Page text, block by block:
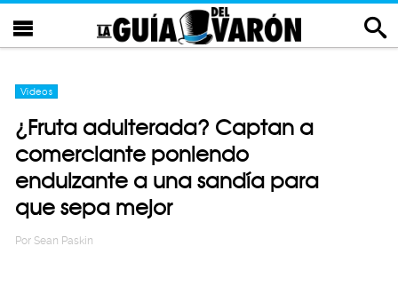
Videos
¿Fruta adulterada? Captan a
comerciante poniendo
endulzante a una sandía para
que sepa mejor
Por Sean Paskin